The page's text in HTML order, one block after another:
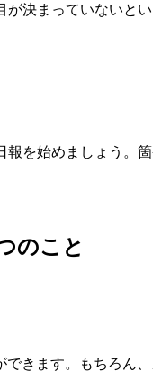
決まっていない
を始めましょう
のこと
きます。もちろん